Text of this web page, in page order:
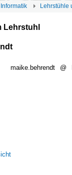
Informatik Lehrstühle
Lehrstuhl
maike.behrendt @